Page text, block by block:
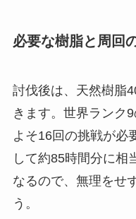
必要な樹脂と周回
討伐後は、天然樹脂
きます。世界ランク
よそ16回の挑戦が必
して約85時間分に相
なるので、無理をせ
う。